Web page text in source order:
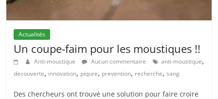
Actualités
Un coupe-faim pour les moustiques !!
Anti-moustique Aucun commentaire anti-moustique,
decouverte, innovation, piqure, prevention, recherche,sang
Des chercheurs ont trouvé une solution pour faire croire